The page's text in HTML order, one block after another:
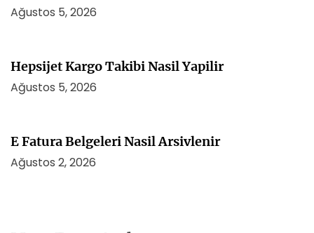
Ağustos 5, 2026
Hepsijet Kargo Takibi Nasil Yapilir
Ağustos 5, 2026
E Fatura Belgeleri Nasil Arsivlenir
Ağustos 2, 2026